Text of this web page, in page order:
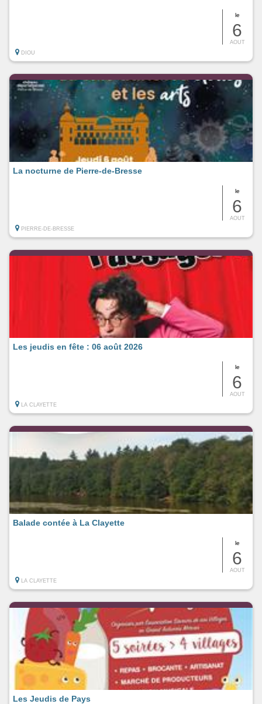
le
6
AOUT
DIOU
le
6
AOUT
La nocturne de Pierre-de-Bresse
PIERRE-DE-BRESSE
le
6
AOUT
Les jeudis en fête : 06 août 2026
LA CLAYETTE
le
6
AOUT
Balade contée à La Clayette
LA CLAYETTE
Les Jeudis de Pays